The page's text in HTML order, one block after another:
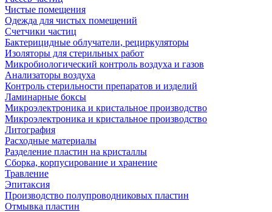
Чистые помещения
Одежда для чистых помещений
Счетчики частиц
Бактерицидные облучатели, рециркуляторы
Изоляторы для стерильных работ
Микробиологический контроль воздуха и газов
Анализаторы воздуха
Контроль стерильности препаратов и изделий
Ламинарные боксы
Микроэлектроника и кристальное производство
Микроэлектроника и кристальное производство
Литография
Расходные материалы
Разделение пластин на кристаллы
Сборка, корпусирование и хранение
Травление
Эпитаксия
Производство полупроводниковых пластин
Отмывка пластин